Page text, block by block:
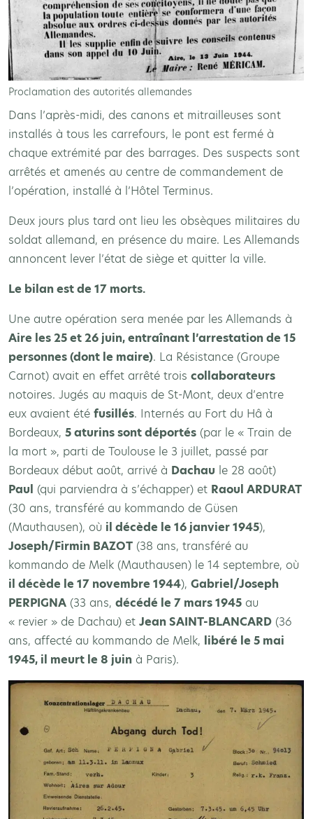
Proclamation des autorités allemandes
Dans l’après-midi, des canons et mitrailleuses sont
installés à tous les carrefours, le pont est fermé à
chaque extrémité par des barrages. Des suspects sont
arrêtés et amenés au centre de commandement de
l’opération, installé à l’Hôtel Terminus.
Deux jours plus tard ont lieu les obsèques militaires du
soldat allemand, en présence du maire. Les Allemands
annoncent lever l’état de siège et quitter la ville.
Le bilan est de 17 morts.
Une autre opération sera menée par les Allemands à
Aire les 25 et 26 juin, entraînant l’arrestation de 15
personnes (dont le maire). La Résistance (Groupe
Carnot) avait en effet arrêté trois collaborateurs
notoires. Jugés au maquis de St-Mont, deux d’entre
eux avaient été fusillés. Internés au Fort du Hâ à
Bordeaux, 5 aturins sont déportés (par le « Train de
la mort », parti de Toulouse le 3 juillet, passé par
Bordeaux début août, arrivé à Dachau le 28 août)
Paul (qui parviendra à s’échapper) et Raoul ARDURAT
(30 ans, transféré au kommando de Güsen
(Mauthausen), où il décède le 16 janvier 1945),
Joseph/Firmin BAZOT (38 ans, transféré au
kommando de Melk (Mauthausen) le 14 septembre, où
il décède le 17 novembre 1944), Gabriel/Joseph
PERPIGNA (33 ans, décédé le 7 mars 1945 au
« revier » de Dachau) et Jean SAINT-BLANCARD (36
ans, affecté au kommando de Melk, libéré le 5 mai
1945, il meurt le 8 juin à Paris).